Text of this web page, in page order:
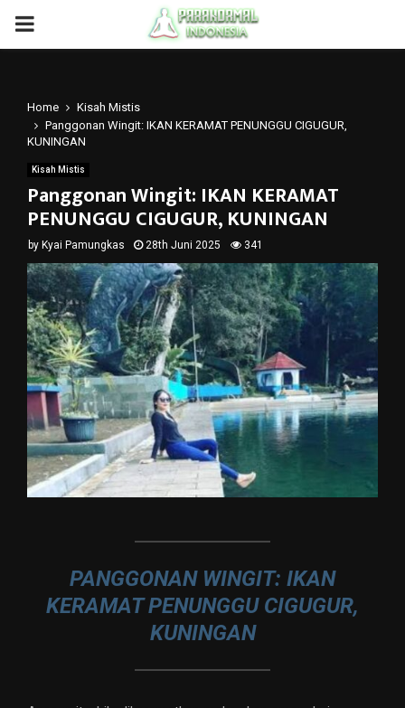
PRIMARY
Home
Kisah Mistis
Panggonan Wingit: IKAN KERAMAT PENUNGGU CIGUGUR,
KUNINGAN
Kisah Mistis
Panggonan Wingit: IKAN KERAMAT
PENUNGGU CIGUGUR, KUNINGAN
by Kyai Pamungkas 28th Juni 2025 341
PANGGONAN WINGIT: IKAN
KERAMAT PENUNGGU CIGUGUR,
KUNINGAN